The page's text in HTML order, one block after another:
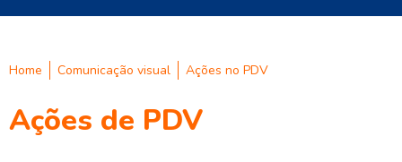
Home Comunicação visual Ações no PDV
Ações de PDV